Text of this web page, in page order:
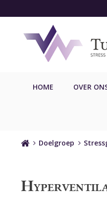
HOME OVER
HomeDoelgroep